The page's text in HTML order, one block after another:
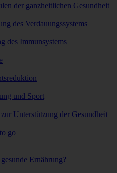
der ganzheitlichen Gesundheit
des Verdauungssystems
des Immunsystems
und Sport
zur Unterstützung der Gesundheit
go
Ernährung?